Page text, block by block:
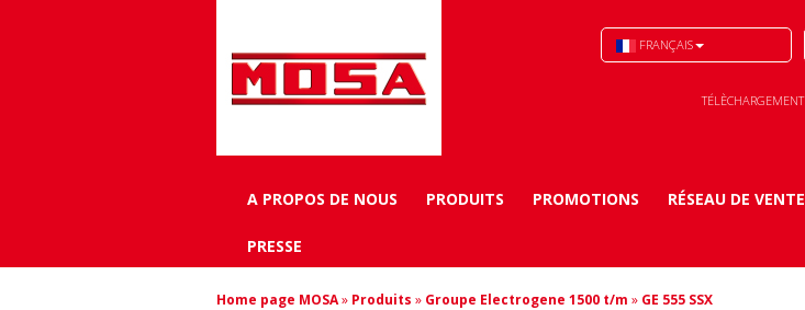
FRANÇAIS
TÉLÈCHARGEMENT
A PROPOS DE NOUS PRODUITS PROMOTIONS RÉSEAU DE VENTE
PRESSE
Home page MOSA» Produits » Groupe Electrogene 1500 t/m » GE 555 SSX